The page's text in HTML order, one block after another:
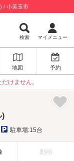
/ 小美玉市
検索 マイメニュー
地図 予約
けません。
)
駐車場:15台
動画